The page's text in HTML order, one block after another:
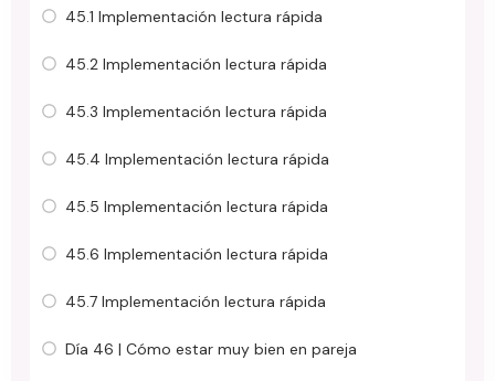
45.1 Implementación lectura rápida
45.2 Implementación lectura rápida
45.3 Implementación lectura rápida
45.4 Implementación lectura rápida
45.5 Implementación lectura rápida
45.6 Implementación lectura rápida
45.7 Implementación lectura rápida
Día 46 | Cómo estar muy bien en pareja